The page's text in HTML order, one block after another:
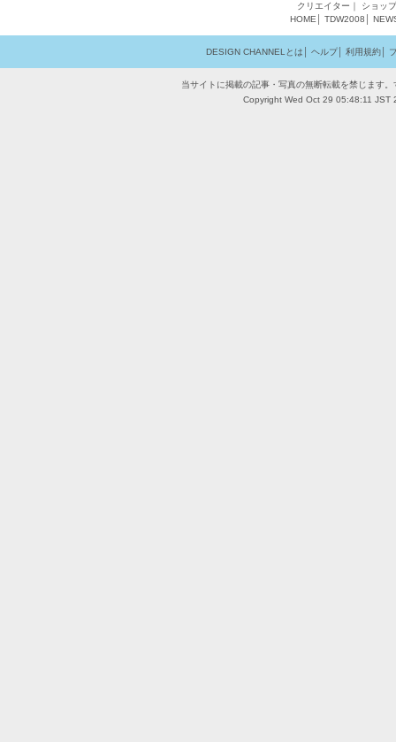
クリエイター ｜ ショップ
HOME
TDW2008
DESIGN CHANNELとは ヘルプ│ 利用規約│
当サイトに掲載の記事・写真の無断転載を禁じます
Copyright Wed Oct 29 05:48:11 JST